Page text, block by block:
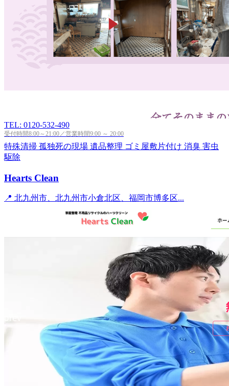
TEL: 0120-532-490
受付時間8:00～21:00／営業時間9:00 ～ 20:00
特殊清掃 孤独死の現場 遺品整理 ゴミ屋敷片付け 消臭 害虫
駆除
Hearts Clean
📍 北九州市、北九州市小倉北区、福岡市博多区...